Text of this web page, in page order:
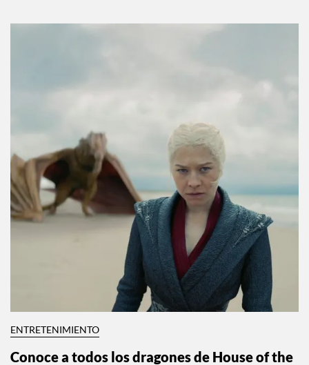
ENTRETENIMIENTO
Conoce a todos los dragones de House of the